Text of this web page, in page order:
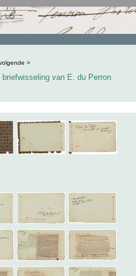
>
briefwisseling van E. du Perron